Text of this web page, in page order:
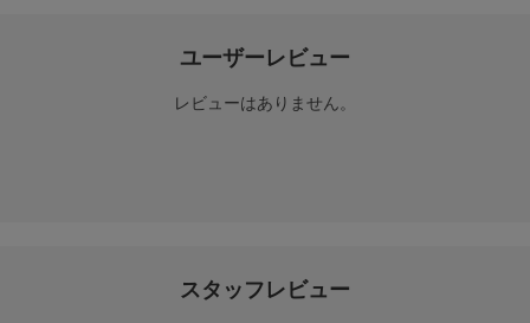
ユーザーレビュー
レビューはありません。
スタッフレビュー